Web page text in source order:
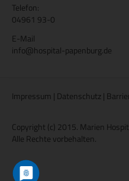
Telefon:
04961 93-0
E-Mail
info@hospital-papenburg.de
Impressum | Datenschutz|
Copyright (c) 2015. Marien
Alle Rechte vorbehalten.